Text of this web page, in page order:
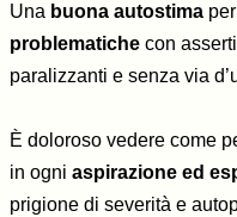
Una buona autostima
problematichecon
paralizzanti e senza via
È doloroso vedere come
in ogni aspirazione ed
prigione di severità e